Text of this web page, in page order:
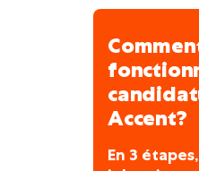
sécurité des travaux
Accent?
En 3